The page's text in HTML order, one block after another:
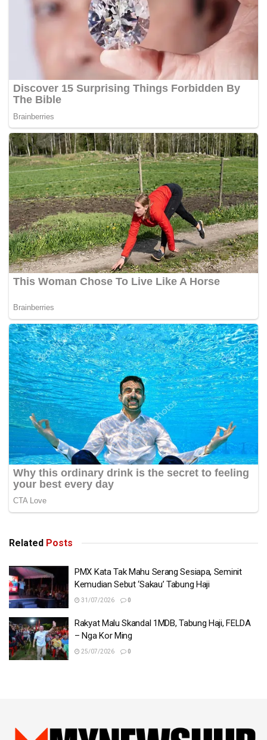
Related Posts
PMX Kata Tak Mahu Serang Sesiapa, Seminit
Kemudian Sebut ‘Sakau’ Tabung Haji
31/07/2026 0
Rakyat Malu Skandal 1MDB, Tabung Haji, FELDA
– Nga Kor Ming
25/07/2026 0